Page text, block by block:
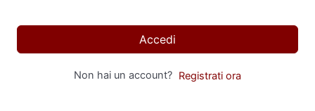
Accedi
Non hai un account? Registrati ora